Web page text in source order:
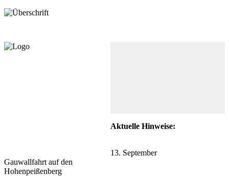
Aktuelle Hinweise:
13. September
Gauwallfahrt auf den
Hohenpeißenberg